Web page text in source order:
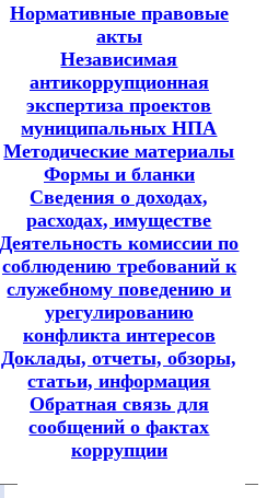
Нормативные правовые
акты
Независимая
антикоррупционная
экспертиза проектов
муниципальных НПА
Методические материалы
Формы и бланки
Сведения о доходах,
расходах, имуществе
Деятельность комиссии по
соблюдению требований к
служебному поведению и
урегулированию
конфликта интересов
Доклады, отчеты, обзоры,
статьи, информация
Обратная связь для
сообщений о фактах
коррупции